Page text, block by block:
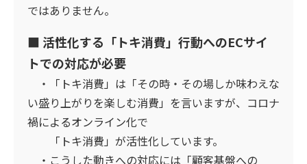
ではありません。
■ 活性化する「トキ消費」行動へのECサイ
トでの対応が必要
・「トキ消費」は「その時・その場しか味わえな
い盛り上がりを楽しむ消費」を言いますが、コロナ
禍によるオンライン化で
「トキ消費」が活性化しています。
・こうした動きへの対応には「顧客基盤への